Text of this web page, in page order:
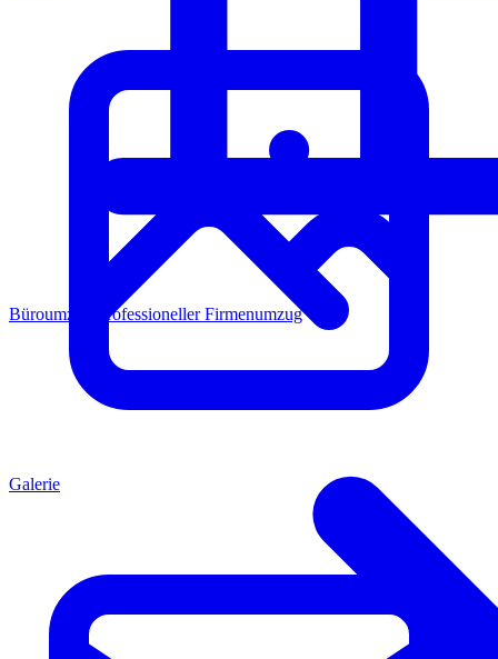
Büroumzug Professioneller Firmenumzug
Galerie